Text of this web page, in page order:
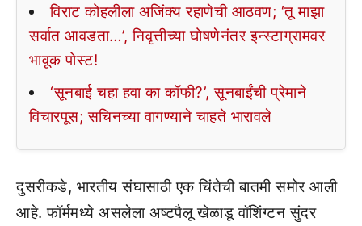
विराट कोहलीला अजिंक्य रहाणेची आठवण; ‘तू माझा
सर्वात आवडता…’, निवृत्तीच्या घोषणेनंतर इन्स्टाग्रामवर
भावूक पोस्ट!
‘सूनबाई चहा हवा का कॉफी?’, सूनबाईंची प्रेमाने
विचारपूस; सचिनच्या वागण्याने चाहते भारावले
दुसरीकडे, भारतीय संघासाठी एक चिंतेची बातमी समोर आली
आहे. फॉर्ममध्ये असलेला अष्टपैलू खेळाडू वॉशिंग्टन सुंदर